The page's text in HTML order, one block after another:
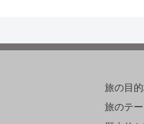
旅の目
旅のテ